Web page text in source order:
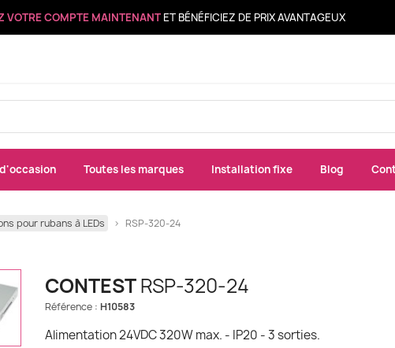
VOTRE COMPTE MAINTENANTET BÉNÉFICIEZ DE PRIX AVANTAGEUX
Toutes les marques Installation fixe Blog
pour rubans à LEDs RSP-320-24
CONTESTRSP-320-24
Référence : H10583
Alimentation 24VDC 320W max. - IP20 - 3 sorties.